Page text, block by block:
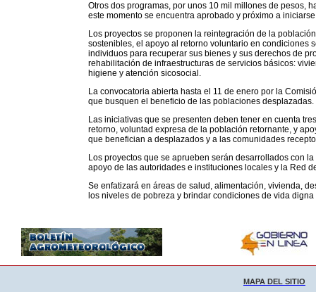
Otros dos programas, por unos 10 mil millones de pesos,
este momento se encuentra aprobado y próximo a
Los proyectos se proponen la reintegración de la
sostenibles, el apoyo al retorno voluntario en condiciones
individuos para recuperar sus bienes y sus derechos de
rehabilitación de infraestructuras de servicios básicos:
higiene y atención sicosocial.
La convocatoria abierta hasta el 11 de enero por la
que busquen el beneficio de las poblaciones desplazadas.
Las iniciativas que se presenten deben tener en cuenta
retorno, voluntad expresa de la población retornante, y
que benefician a desplazados y a las comunidades
Los proyectos que se aprueben serán desarrollados con
apoyo de las autoridades e instituciones locales y la Red
Se enfatizará en áreas de salud, alimentación, vivienda,
los niveles de pobreza y brindar condiciones de vida
MAPA DEL SITIO